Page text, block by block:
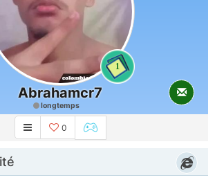
1
Abrahamcr7
longtemps
0